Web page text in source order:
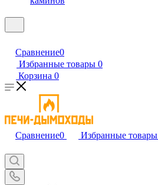
Сравнение0
Избранные товары 0
Корзина 0
Сравнение0 Избранные товары